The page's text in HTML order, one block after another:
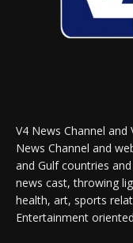
V4 News Channel
News Channel and
and Gulf countries
news cast, throwing
health, art, sports
Entertainment